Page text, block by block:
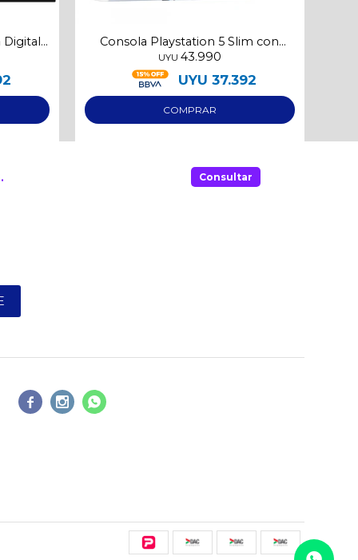
Digital
Consola Playstation 5 Slim con
lectora y 2 juegos
UYU 43.990
UYU 37.392
Consultar
  